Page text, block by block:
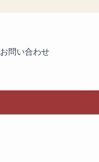
お問い合わせ